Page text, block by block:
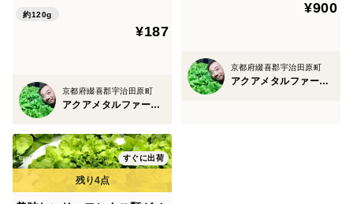
約120g
¥187
京都府綴喜郡宇治田原町
アクアメタルファーム ゆらレタ
¥900
京都府綴喜郡宇治田原町
アクアメタルファーム ゆらレタ
すぐに出荷